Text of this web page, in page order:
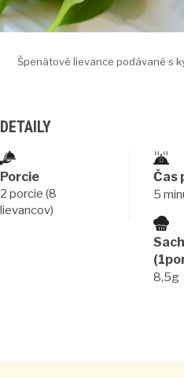
Špenátové lievance podávané s
DETAILY
Porcie
2 porcie (8
lievancov)
Čas
5
8,5g